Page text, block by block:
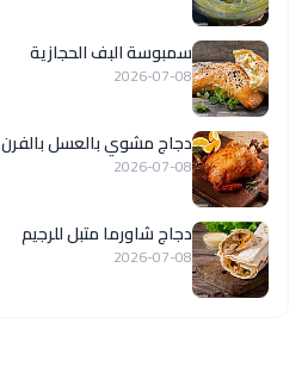
سمبوسة البف الحجازية
2026-07-08
دجاج مشوي بالعسل بالفرن
2026-07-08
دجاج شاورما متبل للرجيم
2026-07-08